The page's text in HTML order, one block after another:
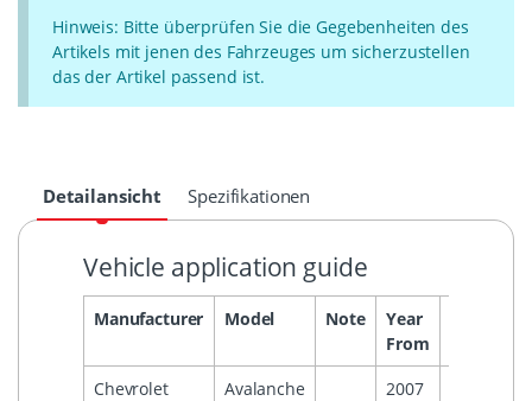
Hinweis: Bitte überprüfen Sie die Gegebenheiten des
Artikels mit jenen des Fahrzeuges um sicherzustellen
das der Artikel passend ist.
Detailansicht Spezifikationen
Vehicle application guide
Manufacturer Model Note
Year
From
Chevrolet Avalanche 2007